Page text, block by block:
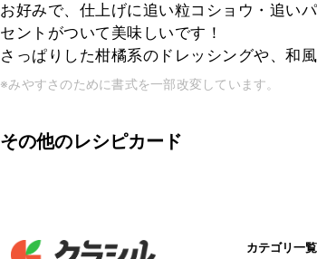
お好みで、仕上げに追い粒コショウ・追い
セントがついて美味しいです！
さっぱりした柑橘系のドレッシングや、和
※みやすさのために書式を一部改変しています。
その他のレシピカード
カテゴリ一覧